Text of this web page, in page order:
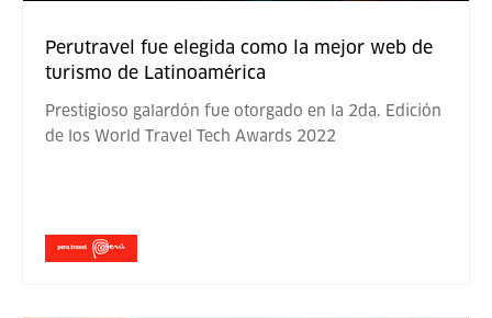
Perutravel fue elegida como la mejor web de
turismo de Latinoamérica
Prestigioso galardón fue otorgado en la 2da. Edición
de los World Travel Tech Awards 2022